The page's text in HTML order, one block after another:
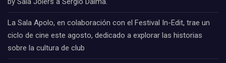
La Sala Apolo, en colaboración con el Festival In-Edit, trae un
ciclo de cine este agosto, dedicado a explorar las historias
sobre la cultura de club